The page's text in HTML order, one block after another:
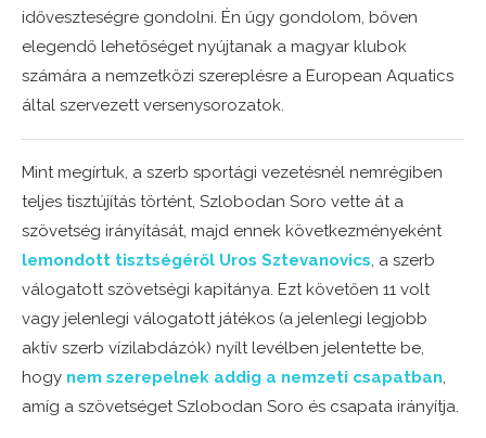
időveszteségre gondolni. Én úgy gondolom, bőven
elegendő lehetőséget nyújtanak a magyar klubok
számára a nemzetközi szereplésre a European Aquatics
által szervezett versenysorozatok.
Mint megírtuk, a szerb sportági vezetésnél nemrégiben
teljes tisztújítás történt, Szlobodan Soro vette át a
szövetség irányítását, majd ennek következményeként
lemondott tisztségéről Uros Sztevanovics, a szerb
válogatott szövetségi kapitánya. Ezt követően 11 volt
vagy jelenlegi válogatott játékos (a jelenlegi legjobb
aktív szerb vízilabdázók) nyílt levélben jelentette be,
hogy nem szerepelnek addig a nemzeti csapatban,
amíg a szövetséget Szlobodan Soro és csapata irányítja.